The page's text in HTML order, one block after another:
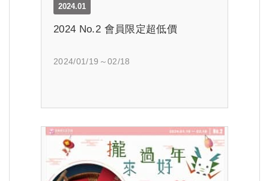
2024.01
2024 No.2 會員限定超低價
2024/01/19～02/18